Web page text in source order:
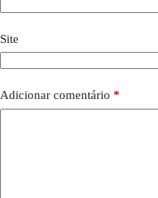
Site
Adicionar comentário *